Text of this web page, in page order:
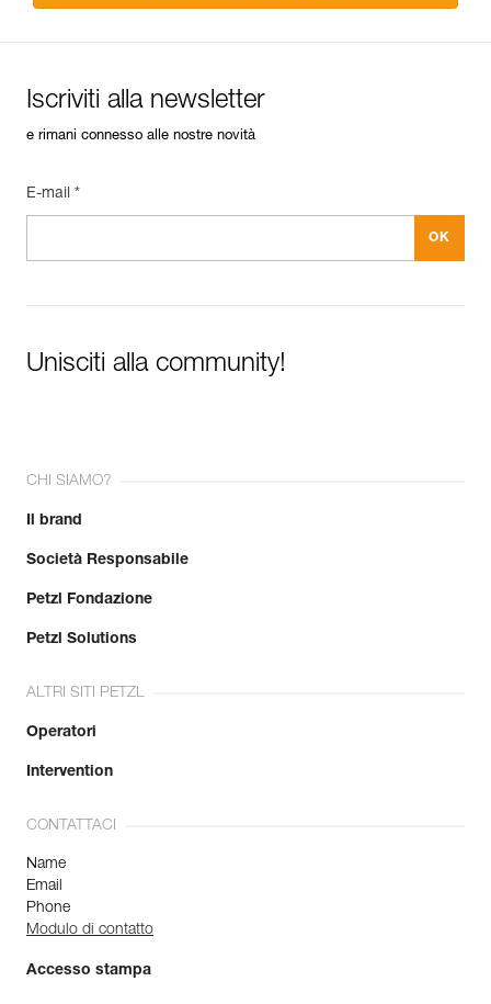
Iscriviti alla newsletter
e rimani connesso alle nostre novità
E-mail *
Unisciti alla community!
CHI SIAMO?
Il brand
Società Responsabile
Petzl Fondazione
Petzl Solutions
ALTRI SITI PETZL
Operatori
Intervention
CONTATTACI
Name
Email
Phone
Modulo di contatto
Accesso stampa